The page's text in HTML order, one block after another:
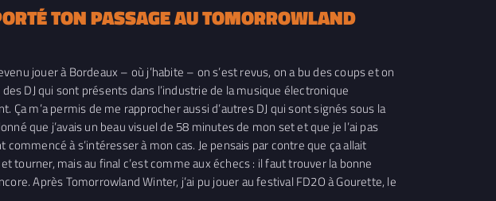
TON PASSAGE AU TOMORROWLAND
jouer à Bordeaux – où j’habite – on s’est revus, on a bu des coups et on
DJ qui sont présents dans l’industrie de la musique électronique
m’a permis de me rapprocher aussi d’autres DJ qui sont signés sous la
que j’avais un beau visuel de 58 minutes de mon set et que je l’ai pas
à s’intéresser à mon cas. Je pensais par contre que ça allait
tourner, mais au final c’est comme aux échecs : il faut trouver la bonne
Après Tomorrowland Winter, j’ai pu jouer au festival FD2O à Gourette, le